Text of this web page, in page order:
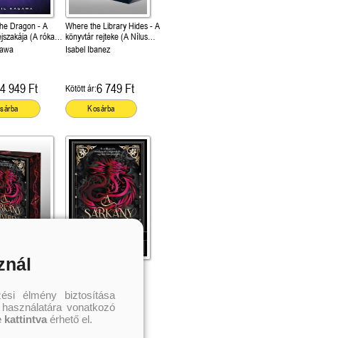
Dragon - A
(A róka
4 949 Ft
Where the Library Hides - A
könyvtár rejteke (A Nílus
titkai 2.) Különleges
Isabel Ibanez
Kötött ár:6 749 Ft
Kosárba
szívében
Heteira
élmény biztosítása
vonatkozó
kattintva érhető el.